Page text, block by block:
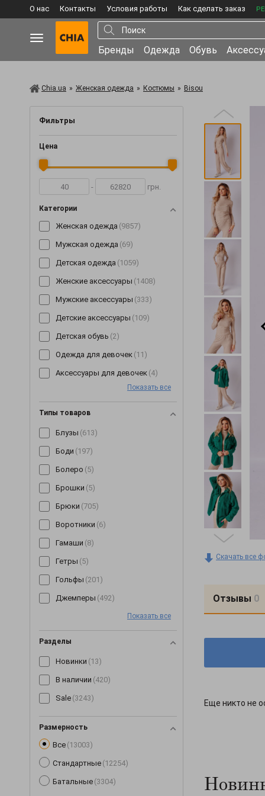
О нас Контакты Условия работы Как сделать заказ
Бренды Одежда Обувь
Chia.ua » Женская одежда » Костюмы » Bisou
Фильтры
Цена
- грн.
Категории
Женская одежда (9857)
Мужская одежда (69)
Детская одежда (1059)
Женские аксессуары (1408)
Мужские аксессуары (333)
Детские аксессуары (109)
Детская обувь (2)
Одежда для девочек (11)
Аксессуары для девочек (4)
Показать все
Типы товаров
Блузы (613)
Боди (197)
Болеро (5)
Брошки (5)
Брюки (705)
Воротники (6)
Гамаши (8)
Гетры (5)
Гольфы (201)
Джемперы (492)
Кепки(190)
Комбинезоны
Комплекты(268)
Корсеты(63)
Показать все
Разделы
Новинки (13)
В наличии (420)
Sale (3243)
Размерность
Все (13003)
Стандартные (12254)
Батальные (3304)
Скачать все
Отзывы 0
Еще никто не